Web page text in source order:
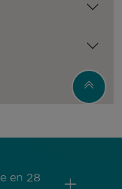
en 28